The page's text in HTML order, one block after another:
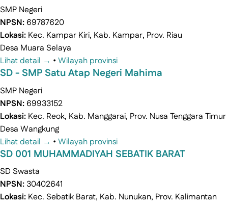
SMP Negeri
NPSN:69787620
Lokasi: Kec. Kampar Kiri, Kab. Kampar, Prov. Riau
Desa Muara Selaya
Lihat detail → • Wilayah provinsi
SD - SMP Satu Atap Negeri Mahima
SMP Negeri
NPSN:69933152
Lokasi: Kec. Reok, Kab. Manggarai, Prov. Nusa Tenggara Timur
Desa Wangkung
Lihat detail → • Wilayah provinsi
SD 001 MUHAMMADIYAH SEBATIK BARAT
SD Swasta
NPSN: 30402641
Lokasi: Kec. Sebatik Barat, Kab. Nunukan, Prov. Kalimantan